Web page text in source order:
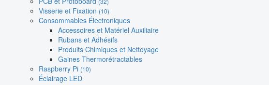
Visserie et Fixation (10)
Consommables Électroniques
Accessoires et Matériel Auxiliaire
Rubans et Adhésifs
Produits Chimiques et Nettoyage
Gaines Thermorétractables
Raspberry Pi (10)
Éclairage LED